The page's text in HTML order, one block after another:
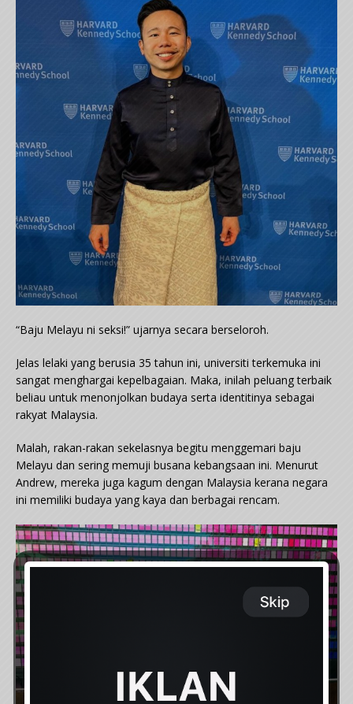
“Baju Melayu ni seksi!” ujarnya secara berseloroh.
Jelas lelaki yang berusia 35 tahun ini, universiti terkemuka ini
sangat menghargai kepelbagaian. Maka, inilah peluang terbaik
beliau untuk menonjolkan budaya serta identitinya sebagai
rakyat Malaysia.
Malah, rakan-rakan sekelasnya begitu menggemari baju
Melayu dan sering memuji busana kebangsaan ini. Menurut
Andrew, mereka juga kagum dengan Malaysia kerana negara
ini memiliki budaya yang kaya dan berbagai rencam.